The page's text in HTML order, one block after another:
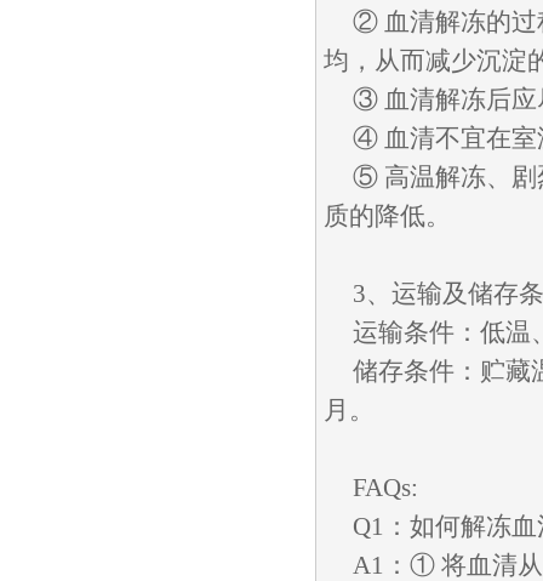
② 血清解冻的过
均，从而减少沉淀
③ 血清解冻后应
④ 血清不宜在室
⑤ 高温解冻、剧
质的降低。
3、运输及储存
运输条件：低温
储存条件：贮
月。
FAQs:
Q1：如何解冻
A1：① 将血清